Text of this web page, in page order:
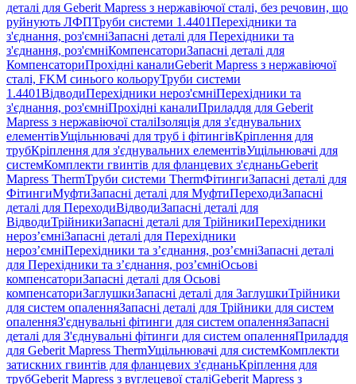
деталі для Geberit Mapress з нержавіючої сталі, без речовин, що
руйнують ЛФПТруби системи 1.4401Перехідники та
з'єднання, роз'ємніЗапасні деталі для Перехідники та
з'єднання, роз'ємніКомпенсаториЗапасні деталі для
КомпенсаториПрохідні каналиGeberit Mapress з нержавіючої
сталі, FKM синього кольоруТруби системи
1.4401ВідводиПерехідники нероз'ємніПерехідники та
з'єднання, роз'ємніПрохідні каналиПриладдя для Geberit
Mapress з нержавіючої сталіІзоляція для з'єднувальних
елементівУщільнювачі для труб і фітингівКріплення для
трубКріплення для з'єднувальних елементівУщільнювачі для
системКомплекти гвинтів для фланцевих з'єднаньGeberit
Mapress ThermТруби системи ThermФітингиЗапасні деталі для
ФітингиМуфтиЗапасні деталі для МуфтиПереходиЗапасні
деталі для ПереходиВідводиЗапасні деталі для
ВідводиТрійникиЗапасні деталі для ТрійникиПерехідники
нероз’ємніЗапасні деталі для Перехідники
нероз’ємніПерехідники та з’єднання, роз’ємніЗапасні деталі
для Перехідники та з’єднання, роз’ємніОсьові
компенсаториЗапасні деталі для Осьові
компенсаториЗаглушкиЗапасні деталі для ЗаглушкиТрійники
для систем опаленняЗапасні деталі для Трійники для систем
опаленняЗ'єднувальні фітинги для систем опаленняЗапасні
деталі для З'єднувальні фітинги для систем опаленняПриладдя
для Geberit Mapress ThermУщільнювачі для системКомплекти
затискних гвинтів для фланцевих з'єднаньКріплення для
трубGeberit Mapress з вуглецевої сталіGeberit Mapress з